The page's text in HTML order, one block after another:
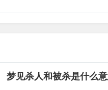
梦见杀人和被杀是什么